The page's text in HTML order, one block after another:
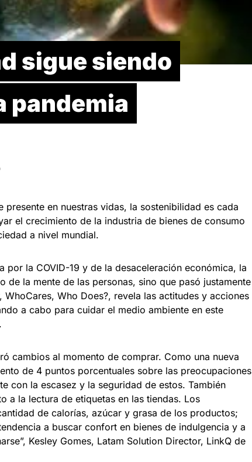
sigue siendo
pandemia
presente en nuestras vidas, la sostenibilidad es cada
el crecimiento de la industria de bienes de consumo
a nivel mundial.
por la COVID-19 y de la desaceleración económica, la
de la mente de las personas, sino que pasó justamente
Who Does?, revela las actitudes y acciones
a cabo para cuidar el medio ambiente en este
cambios al momento de comprar. Como una nueva
de 4 puntos porcentuales sobre las preocupaciones
con la escasez y la seguridad de estos. También
a la lectura de etiquetas en las tiendas. Los
de calorías, azúcar y grasa de los productos;
a buscar confort en bienes de indulgencia y a
Kesley Gomes, Latam Solution Director, LinkQ de